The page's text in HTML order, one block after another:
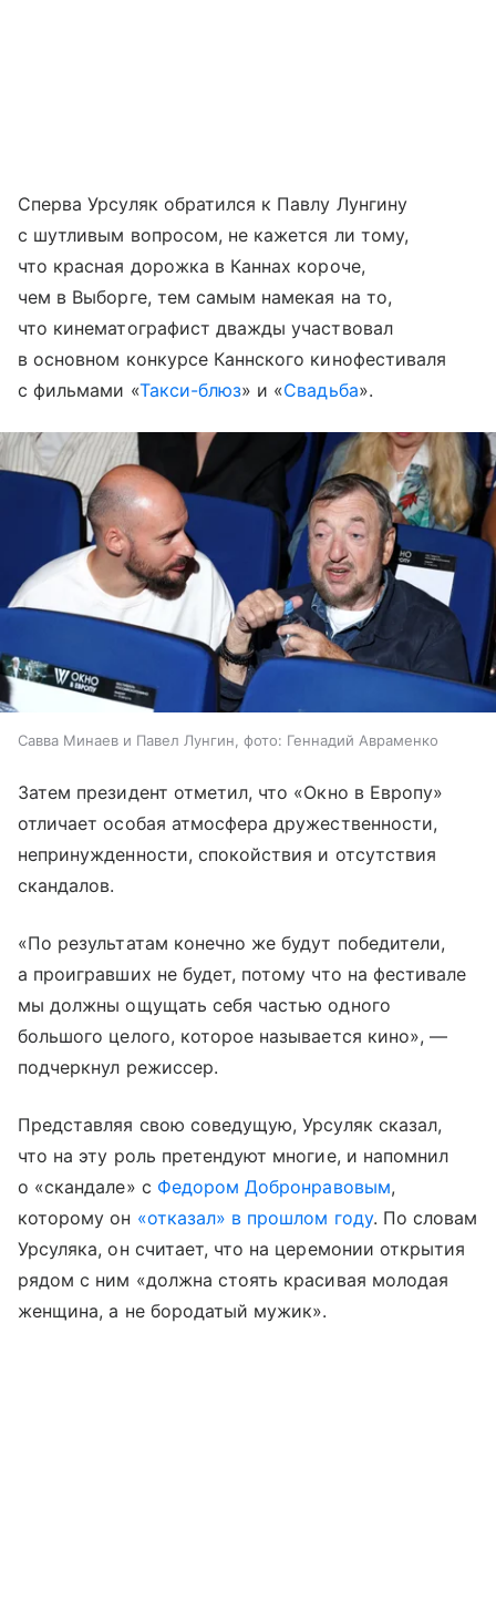
Сперва Урсуляк обратился к Павлу Лунгину
с шутливым вопросом, не кажется ли тому,
что красная дорожка в Каннах короче,
чем в Выборге, тем самым намекая на то,
что кинематографист дважды участвовал
в основном конкурсе Каннского кинофестиваля
с фильмами «Такси-блюз» и «Свадьба».
Савва Минаев и Павел Лунгин, фото: Геннадий Авраменко
Затем президент отметил, что «Окно в Европу»
отличает особая атмосфера дружественности,
непринужденности, спокойствия и отсутствия
скандалов.
«По результатам конечно же будут победители,
а проигравших не будет, потому что на фестивале
мы должны ощущать себя частью одного
большого целого, которое называется кино», —
подчеркнул режиссер.
Представляя свою соведущую, Урсуляк сказал,
что на эту роль претендуют многие, и напомнил
о «скандале» с Федором Добронравовым,
которому он «отказал» в прошлом году. По словам
Урсуляка, он считает, что на церемонии открытия
рядом с ним «должна стоять красивая молодая
женщина, а не бородатый мужик».